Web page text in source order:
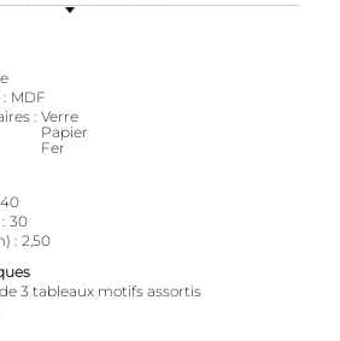
MDF
Verre
Papier
Fer
40
30
2,50
3 tableaux motifs assortis